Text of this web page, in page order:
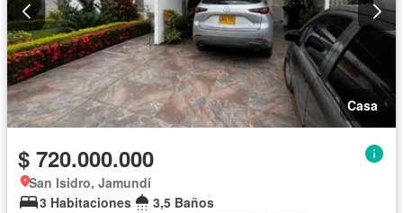
Casa
$ 720.000.000
San Isidro, Jamundí
3 Habitaciones
3,5 Baños